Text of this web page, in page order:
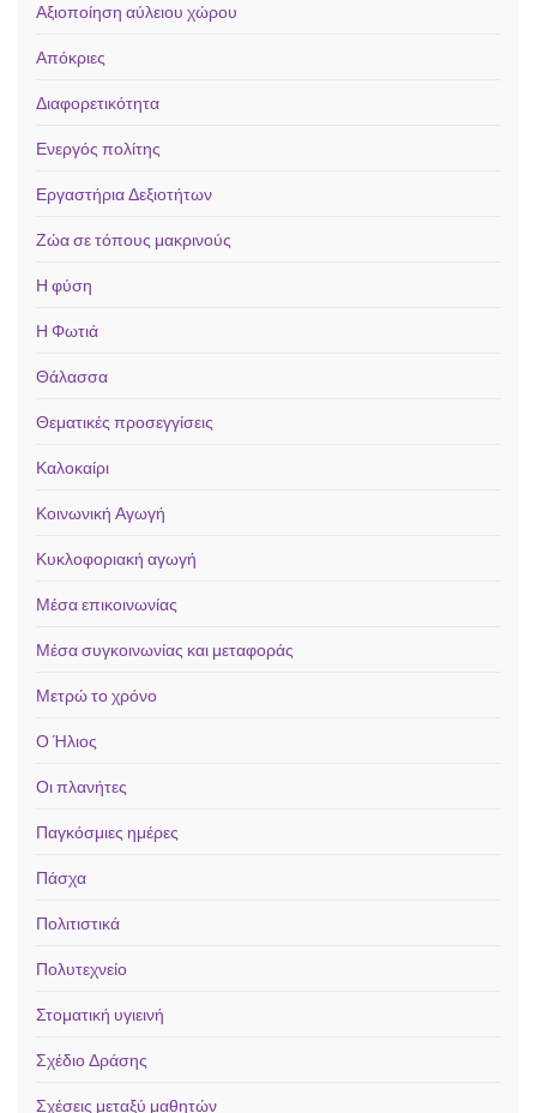
Αξιοποίηση αύλειου χώρου
Απόκριες
Διαφορετικότητα
Ενεργός πολίτης
Εργαστήρια Δεξιοτήτων
Ζώα σε τόπους μακρινούς
Η φύση
Η Φωτιά
Θάλασσα
Θεματικές προσεγγίσεις
Καλοκαίρι
Κοινωνική Αγωγή
Κυκλοφοριακή αγωγή
Μέσα επικοινωνίας
Μέσα συγκοινωνίας και μεταφοράς
Μετρώ το χρόνο
Ο Ήλιος
Οι πλανήτες
Παγκόσμιες ημέρες
Πάσχα
Πολιτιστικά
Πολυτεχνείο
Στοματική υγιεινή
Σχέδιο Δράσης
Σχέσεις μεταξύ μαθητών